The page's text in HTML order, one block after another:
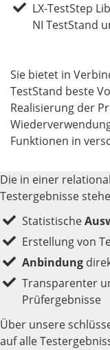
LX-TestStep
NI TestStand
Sie bietet in
TestStand beste
Realisierung der
Funktionen in
Die in einer
Testergebnisse
Statistische
Erstellung von
Anbindung
Transparenter
Prüfergebnisse
Über unsere
auf alle